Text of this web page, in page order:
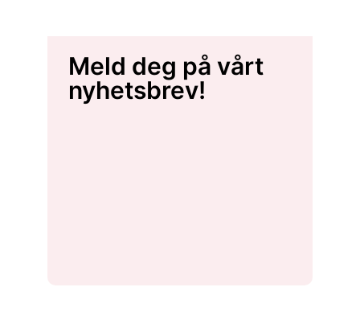
Meld deg på vårt
nyhetsbrev!